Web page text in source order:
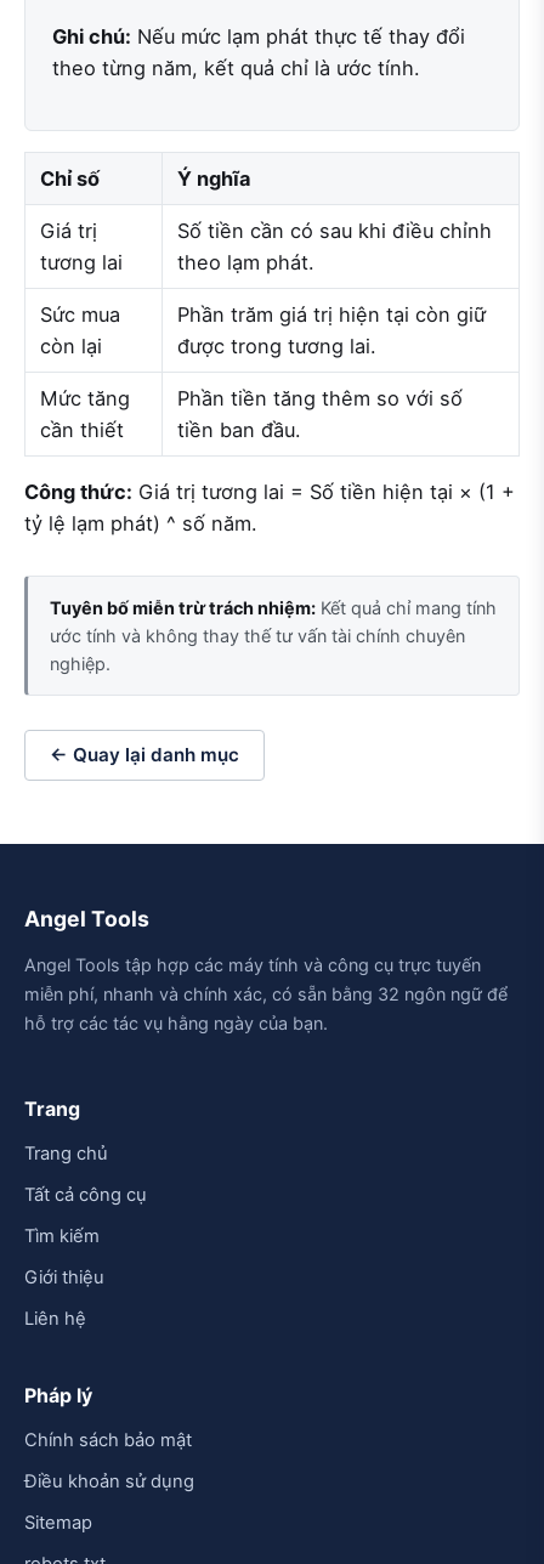
Ghi chú: Nếu mức lạm phát thực tế thay đổi
theo từng năm, kết quả chỉ là ước tính.
Chỉ số Ý nghĩa
Giá trị
tương lai
Số tiền cần có sau khi điều chỉnh
theo lạm phát.
Sức mua
còn lại
Phần trăm giá trị hiện tại còn giữ
được trong tương lai.
Mức tăng
cần thiết
Phần tiền tăng thêm so với số
tiền ban đầu.
Công thức: Giá trị tương lai = Số tiền hiện tại × (1 +
tỷ lệ lạm phát) ^ số năm.
Tuyên bố miễn trừ trách nhiệm: Kết quả chỉ mang tính
ước tính và không thay thế tư vấn tài chính chuyên
nghiệp.
← Quay lại danh mục
Angel Tools
Angel Tools tập hợp các máy tính và công cụ trực tuyến
miễn phí, nhanh và chính xác, có sẵn bằng 32 ngôn ngữ để
hỗ trợ các tác vụ hằng ngày của bạn.
Trang
Trang chủ
Tất cả công cụ
Tìm kiếm
Giới thiệu
Liên hệ
Pháp lý
Chính sách bảo mật
Điều khoản sử dụng
Sitemap